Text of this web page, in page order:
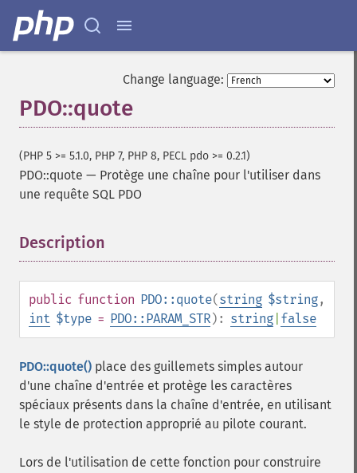
Change language:
PDO::quote
(PHP 5 >= 5.1.0, PHP 7, PHP 8, PECL pdo >= 0.2.1)
PDO::quote — Protège une chaîne pour l'utiliser dans
une requête SQL PDO
Description
public function PDO::quote(string $string,
int $type = PDO::PARAM_STR): string false
PDO::quote() place des guillemets simples autour
d'une chaîne d'entrée et protège les caractères
spéciaux présents dans la chaîne d'entrée, en utilisant
le style de protection approprié au pilote courant.
Lors de l'utilisation de cette fonction pour construire